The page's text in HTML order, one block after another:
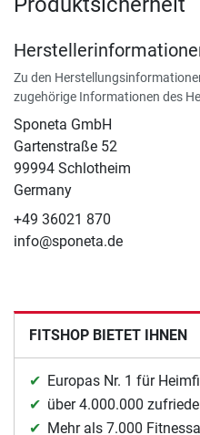
Zu den
zugehörige Informationen des
Sponeta GmbH
Gartenstraße 52
99994 Schlotheim
Germany
+49 36021 870
info@sponeta.de
FITSHOP BIETET IHNEN
Europas Nr. 1 für
über 4.000.000
Mehr als 7.000